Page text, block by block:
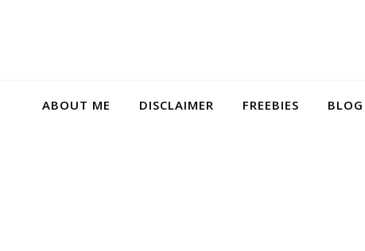
ABOUT ME DISCLAIMER FREEBIES BLOG